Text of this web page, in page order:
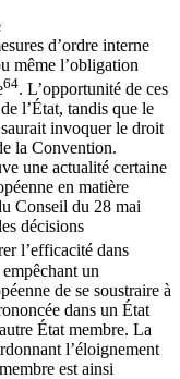
d’ordre interne
même l’obligation
64. L’opportunité de ces
l’État, tandis que le
invoquer le droit
la Convention.
une actualité certaine
en matière
Conseil du 28 mai
décisions
l’efficacité dans
un
de se soustraire à
dans un État
État membre. La
l’éloignement
est ainsi